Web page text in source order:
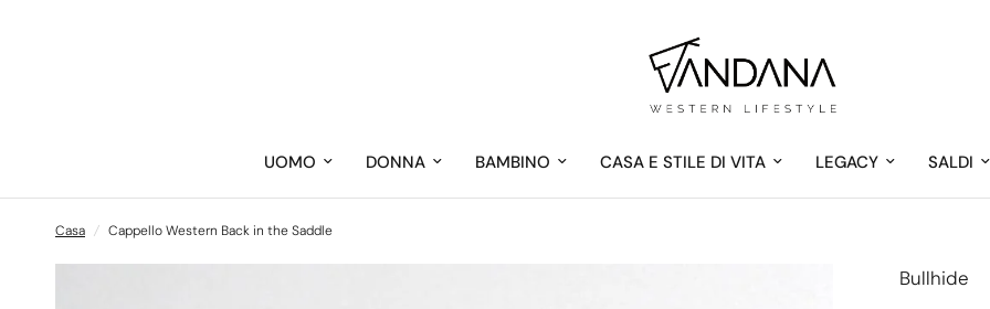
UOMO DONNA BAMBINO CASA E STILE DI VITA LEGACY SALDI
Casa / Cappello Western Back in the Saddle
Bullhide